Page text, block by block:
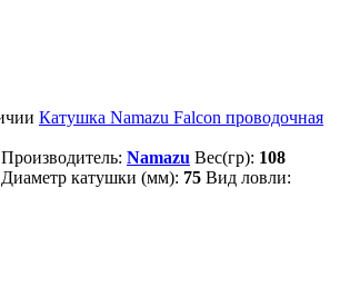
Катушка Namazu Falcon проводочная
Производитель: Namazu Вес(гр): 108
Диаметр катушки (мм): 75 Вид ловли: